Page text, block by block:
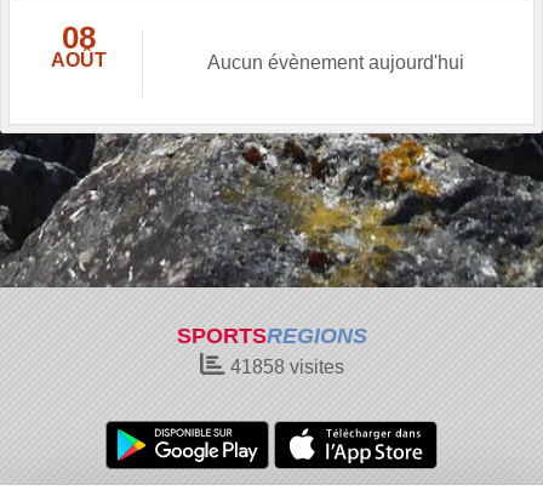
08
AOÛT Aucun évènement aujourd'hui
SPORTSREGIONS
41858visites